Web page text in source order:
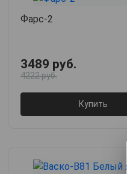
Фарс-2
3489 руб.
4222 руб.
Купить